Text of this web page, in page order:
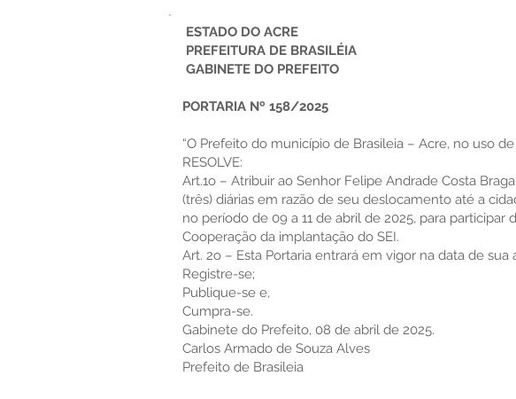
ESTADO DO ACRE
PREFEITURA DE BRASILÉIA
GABINETE DO PREFEITO
PORTARIA Nº 158/2025
“O Prefeito do município de Brasileia – Acre, no uso
RESOLVE:
Art.1o – Atribuir ao Senhor Felipe Andrade Costa
(três) diárias em razão de seu deslocamento até a
no período de 09 a 11 de abril de 2025, para
Cooperação da implantação do SEI.
Art. 2o – Esta Portaria entrará em vigor na data de sua
Registre-se;
Publique-se e,
Cumpra-se.
Gabinete do Prefeito, 08 de abril de 2025.
Carlos Armado de Souza Alves
Prefeito de Brasileia